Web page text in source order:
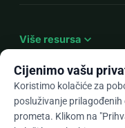
Više resursa expand_more
Hr arrow_drop_down
Cijenimo vašu
Koristimo kolačiće za
posluživanje
prometa. Klikom na